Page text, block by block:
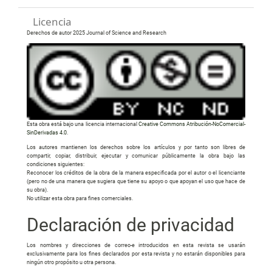
Licencia
Derechos de autor 2025 Journal of Science and Research
Esta obra está bajo una licencia internacionalCreative Commons Atribución-NoComercial-
SinDerivadas 4.0.
Los autores mantienen los derechos sobre los artículos y por tanto son libres de
compartir, copiar, distribuir, ejecutar y comunicar públicamente la obra bajo las
condiciones siguientes:
Reconocer los créditos de la obra de la manera especificada por el autor o el licenciante
(pero no de una manera que sugiera que tiene su apoyo o que apoyan el uso que hace de
su obra).
No utilizar esta obra para fines comerciales.
Declaración de privacidad
Los nombres y direcciones de correo-e introducidos en esta revista se usarán
exclusivamente para los fines declarados por esta revista y no estarán disponibles para
ningún otro propósito u otra persona.